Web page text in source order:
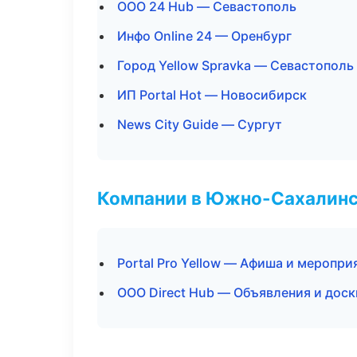
ООО 24 Hub — Севастополь
Инфо Online 24 — Оренбург
Город Yellow Spravka — Севастополь
ИП Portal Hot — Новосибирск
News City Guide — Сургут
Компании в Южно-
Portal Pro Yellow — Афиша и
ООО Direct Hub — Объявления и